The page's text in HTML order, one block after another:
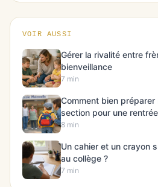
VOIR AUSSI
Gérer la rivalité entre
bienveillance
7 min
Comment bien
section pour une
8 min
Un cahier et un crayon
au collège ?
7 min